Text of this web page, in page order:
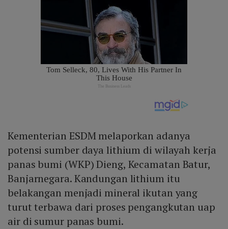
Kementerian ESDM melaporkan adanya
potensi sumber daya lithium di wilayah kerja
panas bumi (WKP) Dieng, Kecamatan Batur,
Banjarnegara. Kandungan lithium itu
belakangan menjadi mineral ikutan yang
turut terbawa dari proses pengangkutan uap
air di sumur panas bumi.